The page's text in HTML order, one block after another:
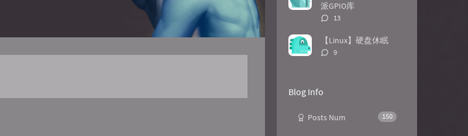
派GPIO库
评
数：
13
【Linux】硬盘休眠
评
9
Blog Info
150
Posts Num